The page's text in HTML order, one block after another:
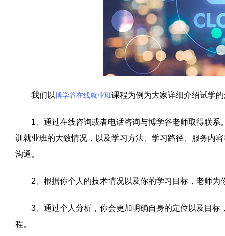
我们以博学谷在线就业班课程为例为大家详细介绍试学
1 、通过在线咨询或者电话咨询与博学谷老师取得联
训就业班的大致情况，以及学习方法、学习路径、服务内
沟通。
2 、根据你个人的技术情况以及你的学习目标，老师
3 、通过个人分析，你会更加明确自身的定位以及目
程。